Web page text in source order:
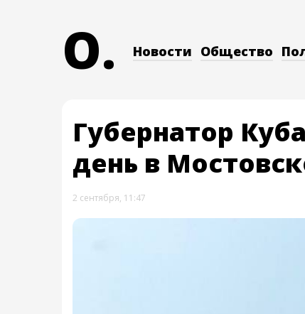
O. Новости Общество
Губернатор
день в
2 сентября, 11:47